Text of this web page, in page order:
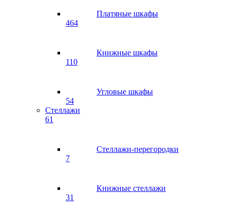
Платяные шкафы
464
Книжные шкафы
110
Угловые шкафы
54
Стеллажи
61
Стеллажи-перегородки
7
Книжные стеллажи
31